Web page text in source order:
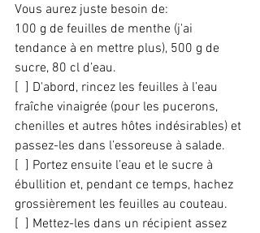
Vous aurez juste besoin de:
100 g de feuilles de menthe (j'ai
tendance à en mettre plus), 500 g de
sucre, 80 cl d’eau.
[  ] D'abord, rincez les feuilles à l’eau
fraîche vinaigrée (pour les pucerons,
chenilles et autres hôtes indésirables) et
passez-les dans l’essoreuse à salade.
[  ] Portez ensuite l’eau et le sucre à
ébullition et, pendant ce temps, hachez
grossièrement les feuilles au couteau.
[  ] Mettez-les dans un récipient assez